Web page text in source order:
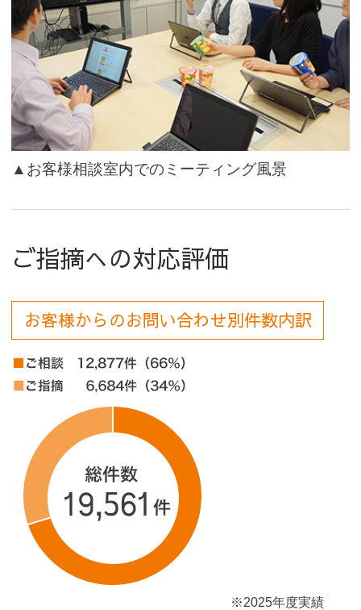
▲お客様相談室内でのミーティング風景
ご指摘への対応評価
お客様からのお問い合わせ別件数内訳
※2025年度実績